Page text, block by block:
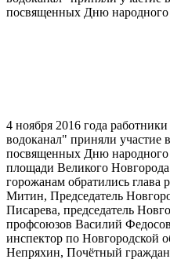
посвященных Дню народного
4 ноября 2016 года
водоканал" приняли участие
посвященных Дню народного
площади Великого
горожанам обратились глава
Митин, Председатель
Писарева, председатель
профсоюзов Василий
инспектор по Новгородской
Непряхин, Почётный